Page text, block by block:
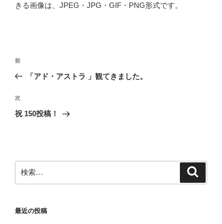
きる画像は、JPEG・JPG・GIF・PNG形式です。
投
ナ
ビ
ゲ
ン
前
の
稿
前
「アド・アストラ 」観てきました。
次
の
次
祝 150投稿！
索:
最近の投稿